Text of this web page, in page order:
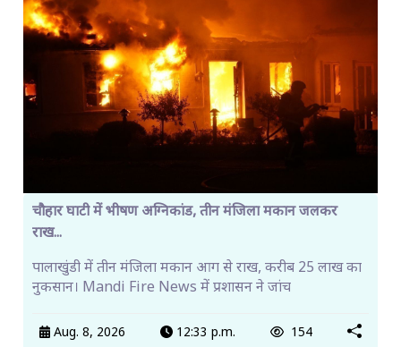
चौहार घाटी में भीषण अग्निकांड, तीन मंजिला मकान जलकर
राख...
पालाखुंडी में तीन मंजिला मकान आग से राख, करीब 25 लाख का
नुकसान। Mandi Fire News में प्रशासन ने जांच
Aug. 8, 2026 12:33 p.m. 154